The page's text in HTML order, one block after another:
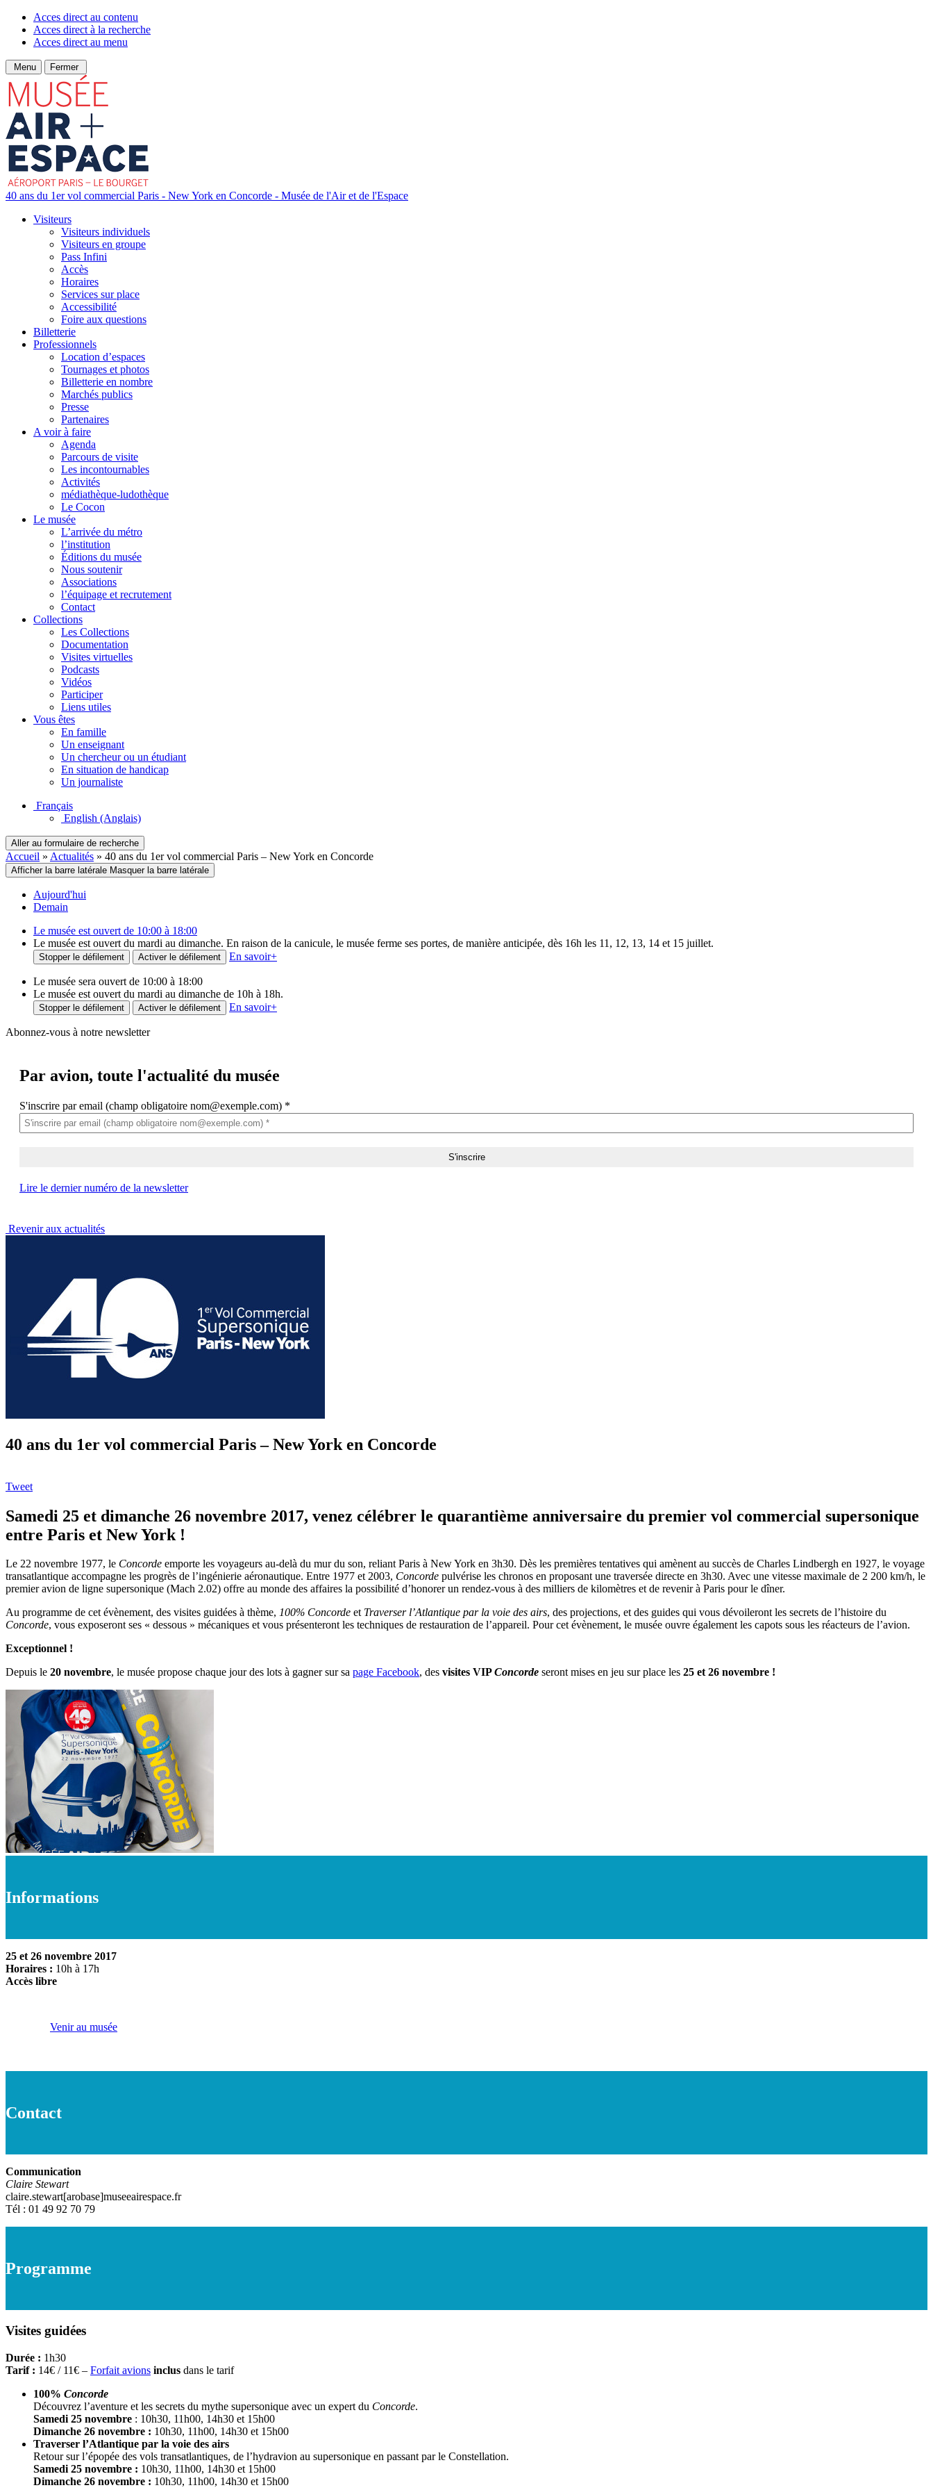
Acces direct au contenu
Acces direct à la recherche
Acces direct au menu
Menu Fermer
40 ans du 1er vol commercial Paris - New York en Concorde - Musée de l'Air et de l'Espace
Visiteurs
Visiteurs individuels
Visiteurs en groupe
Pass Infini
Accès
Horaires
Services sur place
Accessibilité
Foire aux questions
Billetterie
Professionnels
Location d’espaces
Tournages et photos
Billetterie en nombre
Marchés publics
Presse
Partenaires
A voir à faire
Agenda
Parcours de visite
Les incontournables
Activités
médiathèque-ludothèque
Le Cocon
Le musée
L’arrivée du métro
l’institution
Éditions du musée
Nous soutenir
Associations
l’équipage et recrutement
Contact
Collections
Les Collections
Documentation
Visites virtuelles
Podcasts
Vidéos
Participer
Liens utiles
Vous êtes
En famille
Un enseignant
Un chercheur ou un étudiant
En situation de handicap
Un journaliste
Français
English (Anglais)
Aller au formulaire de recherche
Accueil » Actualités » 40 ans du 1er vol commercial Paris – New York en Concorde
Afficher la barre latérale Masquer la barre latérale
Aujourd'hui
Demain
Le musée est ouvert de 10:00 à 18:00
Le musée est ouvert du mardi au dimanche. En raison de la canicule, le musée ferme ses portes, de manière anticipée, dès 16h les 11, 12, 13, 14 et 15 juillet.
Stopper le défilement Activer le défilement En savoir+
Le musée sera ouvert de 10:00 à 18:00
Le musée est ouvert du mardi au dimanche de 10h à 18h.
Stopper le défilement Activer le défilement En savoir+
Abonnez-vous à notre newsletter
Par avion, toute l'actualité du musée
S'inscrire par email (champ obligatoire nom@exemple.com) *
Lire le dernier numéro de la newsletter
Revenir aux actualités
40 ans du 1er vol commercial Paris – New York en Concorde
Tweet
Samedi 25 et dimanche 26 novembre 2017, venez célébrer le quarantième anniversaire du premier vol commercial supersonique
entre Paris et New York !
Le 22 novembre 1977, le Concorde emporte les voyageurs au-delà du mur du son, reliant Paris à New York en 3h30. Dès les premières tentatives qui amènent au succès de Charles Lindbergh en 1927, le voyage
transatlantique accompagne les progrès de l’ingénierie aéronautique. Entre 1977 et 2003, Concorde pulvérise les chronos en proposant une traversée directe en 3h30. Avec une vitesse maximale de 2 200 km/h, le
premier avion de ligne supersonique (Mach 2.02) offre au monde des affaires la possibilité d’honorer un rendez-vous à des milliers de kilomètres et de revenir à Paris pour le dîner.
Au programme de cet évènement, des visites guidées à thème, 100% Concorde et Traverser l’Atlantique par la voie des airs, des projections, et des guides qui vous dévoileront les secrets de l’histoire du
Concorde, vous exposeront ses « dessous » mécaniques et vous présenteront les techniques de restauration de l’appareil. Pour cet évènement, le musée ouvre également les capots sous les réacteurs de l’avion.
Exceptionnel !
Depuis le 20 novembre, le musée propose chaque jour des lots à gagner sur sa page Facebook, des visites VIPConcorde seront mises en jeu sur place les 25 et 26 novembre !
Informations
25 et 26 novembre 2017
Horaires : 10h à 17h
Accès libre
Venir au musée
Contact
Communication
Claire Stewart
claire.stewart[arobase]museeairespace.fr
Tél : 01 49 92 70 79
Programme
Visites guidées
Durée : 1h30
Tarif : 14€ / 11€ – Forfait avions inclus dans le tarif
100% Concorde
Découvrez l’aventure et les secrets du mythe supersonique avec un expert du Concorde.
Samedi 25 novembre : 10h30, 11h00, 14h30 et 15h00
Dimanche 26 novembre : 10h30, 11h00, 14h30 et 15h00
Traverser l’Atlantique par la voie des airs
Retour sur l’épopée des vols transatlantiques, de l’hydravion au supersonique en passant par le Constellation.
Samedi 25 novembre : 10h30, 11h00, 14h30 et 15h00
Dimanche 26 novembre : 10h30, 11h00, 14h30 et 15h00